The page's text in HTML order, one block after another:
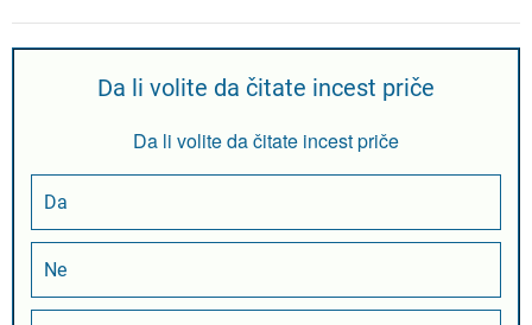
Da li volite da čitate incest priče
Da li volite da čitate incest priče
Da
Ne